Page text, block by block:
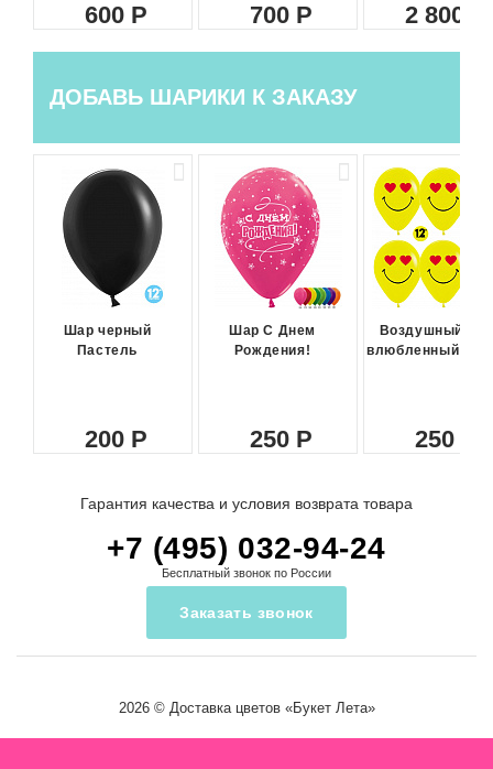
600 700 2 800
ДОБАВЬ ШАРИКИ К ЗАКАЗУ
Шар черный
Пастель
200
Шар С Днем
Рождения!
250
Воздушный
влюбленный
250
Гарантия качества и условия возврата товара
+7 (495) 032-94-24
Бесплатный звонок по России
Заказать звонок
2026 © Доставка цветов«Букет Лета»